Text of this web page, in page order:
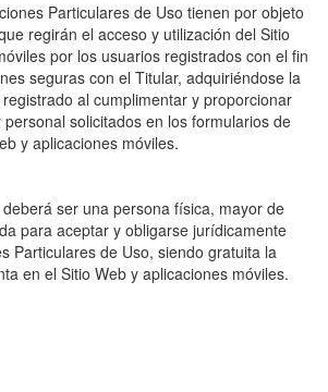
Particulares de Uso tienen por objeto
regirán el acceso y utilización del Sitio
por los usuarios registrados con el fin
seguras con el Titular, adquiriéndose la
al cumplimentar y proporcionar
solicitados en los formularios de
y aplicaciones móviles.
ser una persona física, mayor de
para aceptar y obligarse jurídicamente
Particulares de Uso, siendo gratuita la
en el Sitio Web y aplicaciones móviles.